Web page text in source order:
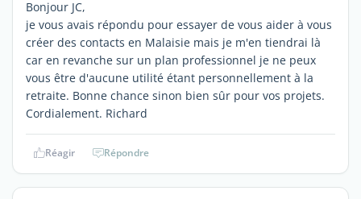
Bonjour JC,
je vous avais répondu pour essayer de vous aider à vous
créer des contacts en Malaisie mais je m'en tiendrai là
car en revanche sur un plan professionnel je ne peux
vous être d'aucune utilité étant personnellement à la
retraite. Bonne chance sinon bien sûr pour vos projets.
Cordialement. Richard
Réagir Répondre